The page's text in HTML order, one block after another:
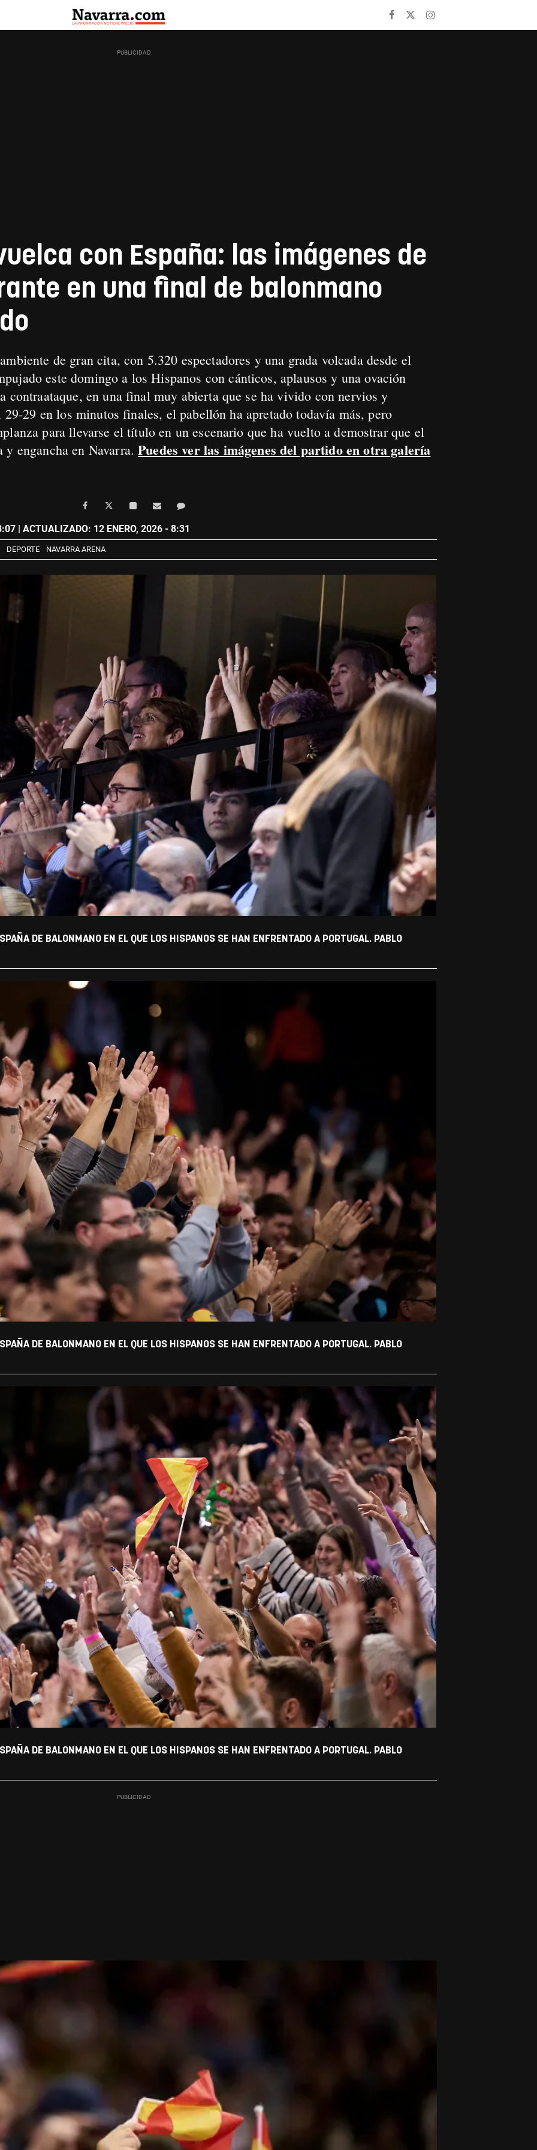
con España: las imágenes de
en una final de balonmano
de gran cita, con 5.320 espectadores y una grada volcada desde el
este domingo a los Hispanos con cánticos, aplausos y una ovación
contraataque, en una final muy abierta que se ha vivido con nervios y
29 en los minutos finales, el pabellón ha apretado todavía más, pero
para llevarse el título en un escenario que ha vuelto a demostrar que el
y engancha en Navarra.Puedes ver las imágenes del partido en otra galería
| ACTUALIZADO: 12 ENERO, 2026 - 8:31
DEPORTE NAVARRA ARENA
DE BALONMANO EN EL QUE LOS HISPANOS SE HAN ENFRENTADO A PORTUGAL. PABLO
DE BALONMANO EN EL QUE LOS HISPANOS SE HAN ENFRENTADO A PORTUGAL. PABLO
DE BALONMANO EN EL QUE LOS HISPANOS SE HAN ENFRENTADO A PORTUGAL. PABLO